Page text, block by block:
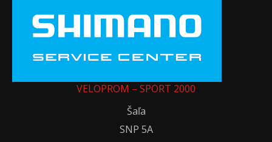
VELOPROM – SPORT 2000
Šaľa
SNP 5A